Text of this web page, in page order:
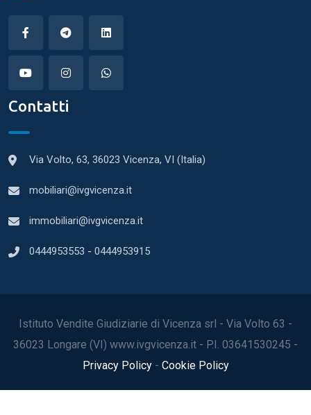
Contatti
Via Volto, 63, 36023 Vicenza, VI (Italia)
mobiliari@ivgvicenza.it
immobiliari@ivgvicenza.it
0444953553 - 0444953915
Istituto Vendite Giudiziarie di Vicenza srl - Via Volto 63 -
36023 Longare (VI) www.ivgvicenza.it - P.I. 03641530245 -
Privacy Policy - Cookie Policy